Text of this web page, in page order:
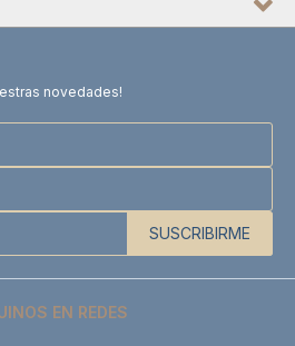
novedades!
SUSCRIBIRME
EN REDES